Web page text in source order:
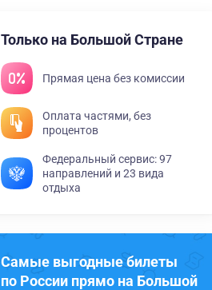
Только на Большой Стране
Прямая цена без комиссии
Оплата частями, без
процентов
Федеральный сервис: 97
направлений и 23 вида
отдыха
Самые выгодные билеты
по России прямо на Большой